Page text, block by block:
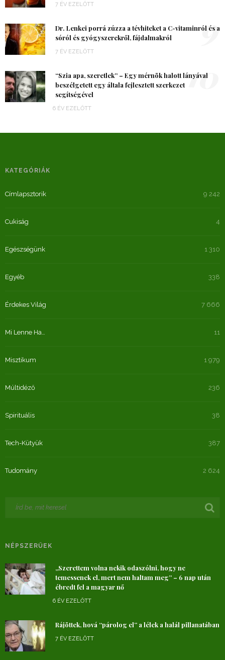
7 ÉV EZELŐTT
Dr. Lenkei porrá zúzza a tévhiteket a C-vitaminról és a
sóról és gyógyszerekről, fájdalmakról
7 ÉV EZELŐTT
9
“Szia apa, szeretlek” – Egy mérnök halott lányával
beszélgetett egy általa fejlesztett szerkezet
segítségével
6 ÉV EZELŐTT
10
KATEGÓRIÁK
Címlapsztorik 9 242
Cukiság 4
Egészségünk 1 310
Egyéb 338
Érdekes Világ 7 666
Mi Lenne Ha… 11
Misztikum 1 979
Múltidéző 236
Spirituális 38
Tech-Kütyük 387
Tudomány 2 624
NÉPSZERŰEK
„Szerettem volna nekik odaszólni, hogy ne
temessenek el, mert nem haltam meg” – 6 nap után
ébredt fel a magyar nő
6 ÉV EZELŐTT
Rájöttek, hová “párolog el” a lélek a halál pillanatában
7 ÉV EZELŐTT